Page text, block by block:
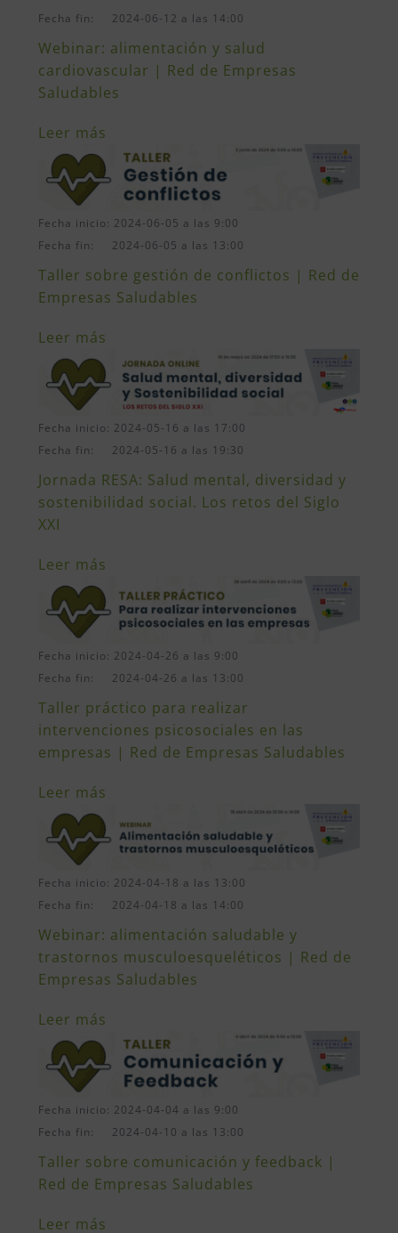
Fecha fin: 2024-06-12 a las 14:00
Webinar: alimentación y salud
cardiovascular | Red de Empresas
Saludables
Leer más
Fecha inicio: 2024-06-05 a las 9:00
Fecha fin: 2024-06-05 a las 13:00
Taller sobre gestión de conflictos | Red de
Empresas Saludables
Leer más
Fecha inicio: 2024-05-16 a las 17:00
Fecha fin: 2024-05-16 a las 19:30
Jornada RESA: Salud mental, diversidad y
sostenibilidad social. Los retos del Siglo
XXI
Leer más
Fecha inicio: 2024-04-26 a las 9:00
Fecha fin: 2024-04-26 a las 13:00
Taller práctico para realizar
intervenciones psicosociales en las
empresas | Red de Empresas Saludables
Leer más
Fecha inicio: 2024-04-18 a las 13:00
Fecha fin: 2024-04-18 a las 14:00
Webinar: alimentación saludable y
trastornos musculoesqueléticos | Red de
Empresas Saludables
Leer más
Fecha inicio: 2024-04-04 a las 9:00
Fecha fin: 2024-04-10 a las 13:00
Taller sobre comunicación y feedback |
Red de Empresas Saludables
Leer más